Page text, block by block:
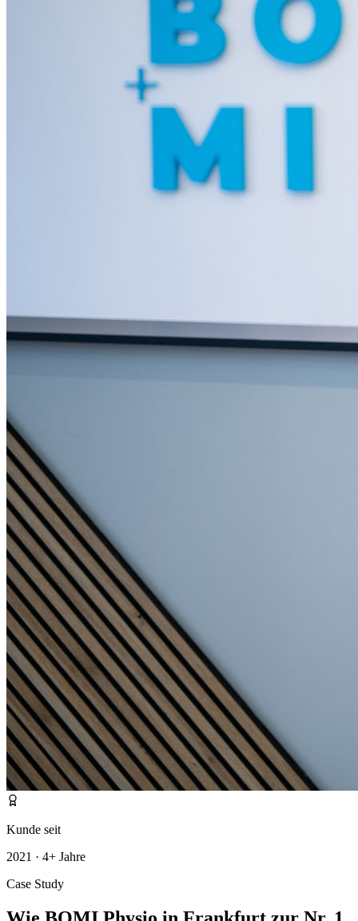
Kunde seit
2021 · 4+ Jahre
Case Study